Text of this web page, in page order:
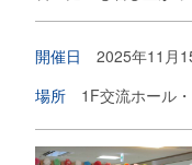
開催日
2025年11月
場所
1F交流ホール